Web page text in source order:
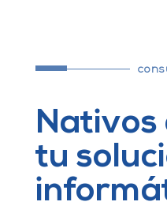
Nativos
tu